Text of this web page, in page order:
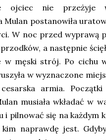
ojciec nie przeżyje
Mulan postanowiła
W noc przed wyprawą
a następnie
w męski strój. Po cichu
w wyznaczone
armia. Początki
musiała wkładać w
i pilnować się na każdym
naprawdę jest.